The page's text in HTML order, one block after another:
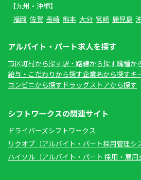
【九州・沖縄】
福岡 佐賀 長崎 熊本 大分 宮崎 鹿児島
アルバイト・パート求人を探す
市区町村から探す駅・路線から探す職種か
給与・こだわりから探す企業名から探すキ
コンビニから探す ドラッグストアから探す
シフトワークスの関連サイト
ドライバーズシフトワークス
リクオプ（アルバイト・パート採用管理シ
ハイソル（アルバイト・パート 採用・雇用